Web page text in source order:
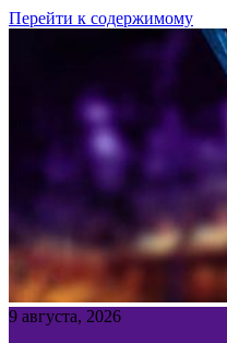
Перейти к содержимому
9 августа, 2026